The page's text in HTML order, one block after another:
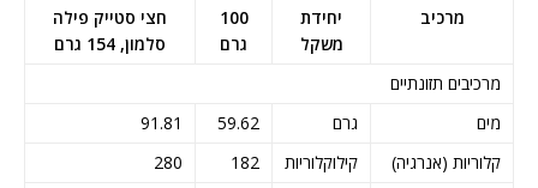
מרכיב
יחידת
משקל
100
גרם
חצי סטייק פילה
סלמון, 154 גרם
מרכיבים תזונתיים
מים
גרם 59.62
91.81
קלוריות (אנרגיה)
קילוקלוריות 182
280